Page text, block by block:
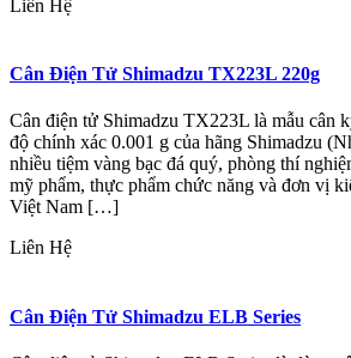
Liên Hệ
Cân Điện Tử Shimadzu TX223L 220g
Cân điện tử Shimadzu TX223L là mẫu cân
độ chính xác 0.001 g của hãng Shimadzu
nhiều tiệm vàng bạc đá quý, phòng thí
mỹ phẩm, thực phẩm chức năng và đơn vị
Việt Nam […]
Liên Hệ
Cân Điện Tử Shimadzu ELB Series